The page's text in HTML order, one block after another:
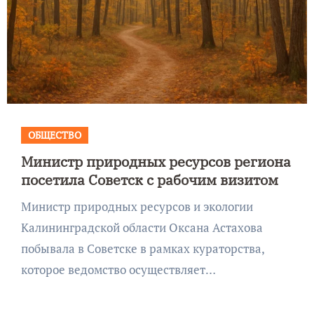
ОБЩЕСТВО
Министр природных ресурсов региона
посетила Советск с рабочим визитом
Министр природных ресурсов и экологии
Калининградской области Оксана Астахова
побывала в Советске в рамках кураторства,
которое ведомство осуществляет…